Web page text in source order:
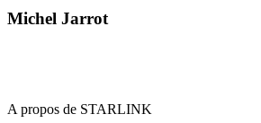
Michel Jarrot
A propos de STARLINK